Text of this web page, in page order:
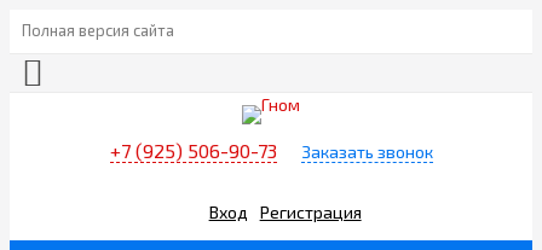
Полная версия сайта
+7 (925) 506-90-73 Заказать звонок
Вход Регистрация